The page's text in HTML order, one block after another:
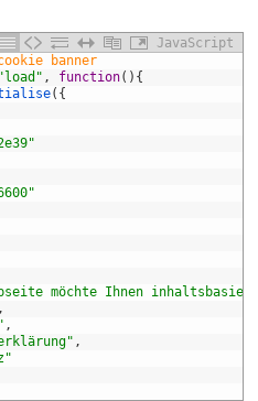
JavaScript
banner
"load" , function( ) {
( {
möchte Ihnen
,
,
,